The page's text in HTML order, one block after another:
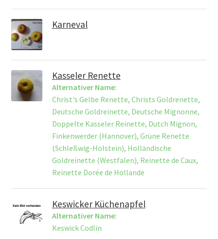
Karneval
Kasseler Renette
Alternativer Name:
Christ's Gelbe Renette, Christs Goldrenette,
Deutsche Goldreinette, Deutsche Mignonne,
Doppelte Kasseler Reinette, Dutch Mignon,
Finkenwerder (Hannover), Grüne Renette
(Schleßwig-Holstein), Holländische
Goldreinette (Westfalen), Reinette de Caux,
Reinette Dorée de Hollande
Keswicker Küchenapfel
Alternativer Name:
Keswick Codlin